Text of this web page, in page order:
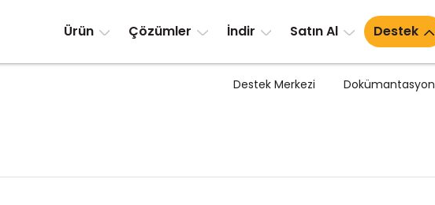
Ürün Çözümler İndir Satın Al Destek
Destek Merkezi Dokümantasyon